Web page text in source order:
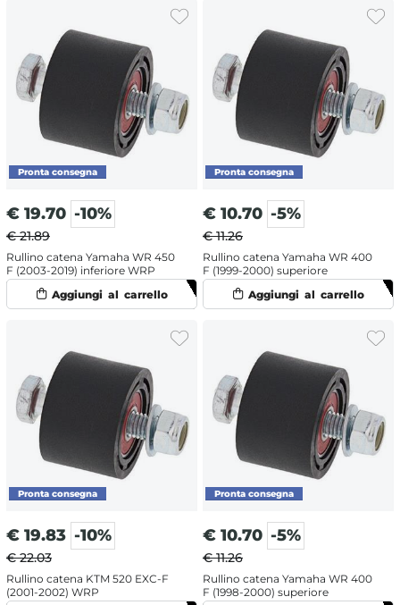
€ 19.70 -10%
€ 21.89
Rullino catena Yamaha WR 450
F (2003-2019) inferiore WRP
€ 10.70 -5%
€ 11.26
Rullino catena Yamaha WR 400
F (1999-2000) superiore
€ 19.83 -10%
€ 22.03
Rullino catena KTM 520 EXC-F
(2001-2002) WRP
€ 10.70 -5%
€ 11.26
Rullino catena Yamaha WR 400
F (1998-2000) superiore